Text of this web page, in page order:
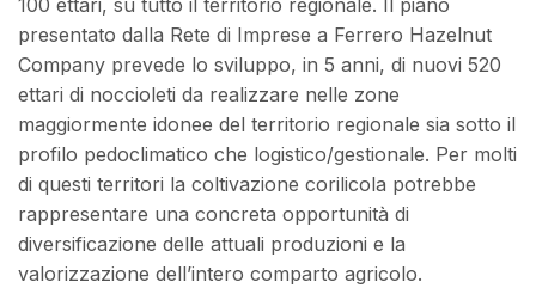
100 ettari, su tutto il territorio regionale. Il piano
presentato dalla Rete di Imprese a Ferrero Hazelnut
Company prevede lo sviluppo, in 5 anni, di nuovi 520
ettari di noccioleti da realizzare nelle zone
maggiormente idonee del territorio regionale sia sotto il
profilo pedoclimatico che logistico/gestionale. Per molti
di questi territori la coltivazione corilicola potrebbe
rappresentare una concreta opportunità di
diversificazione delle attuali produzioni e la
valorizzazione dell’intero comparto agricolo.